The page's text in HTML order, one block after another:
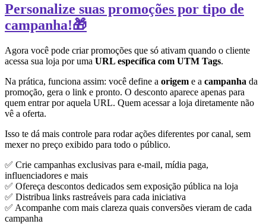
Personalize suas promoções por tipo de
campanha!🎁
Agora você pode criar promoções que só ativam quando o cliente
acessa sua loja por uma URL específica com UTM Tags.
Na prática, funciona assim: você define a origem e a campanha da
promoção, gera o link e pronto. O desconto aparece apenas para
quem entrar por aquela URL. Quem acessar a loja diretamente não
vê a oferta.
Isso te dá mais controle para rodar ações diferentes por canal, sem
mexer no preço exibido para todo o público.
✅ Crie campanhas exclusivas para e-mail, mídia paga,
influenciadores e mais
✅ Ofereça descontos dedicados sem exposição pública na loja
✅ Distribua links rastreáveis para cada iniciativa
✅ Acompanhe com mais clareza quais conversões vieram de cada
campanha